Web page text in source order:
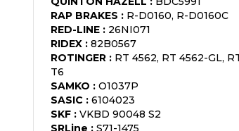
RAP BRAKES : R-D0160, R-D0160C
RED-LINE : 26NI071
RIDEX : 82B0567
ROTINGER : RT 4562, RT 4562-GL,
T6
SAMKO : O1037P
SASIC : 6104023
SKF : VKBD 90048 S2
SRLine : S71-1475